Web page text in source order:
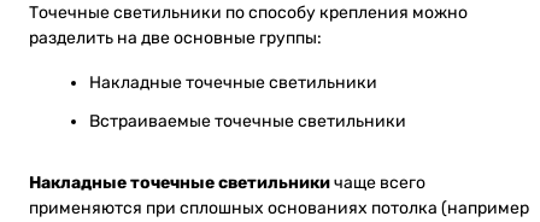
Точечные светильники по способу крепления можно
разделить на две основные группы:
Накладные точечные светильники
Встраиваемые точечные светильники
Накладные точечные светильникичаще всего
применяются при сплошных основаниях потолка (например